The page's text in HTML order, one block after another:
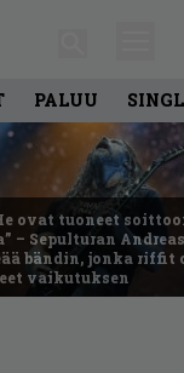
PALUU
ovat tuoneet
– Sepulturan
bändin, jonka riffit
vaikutuksen